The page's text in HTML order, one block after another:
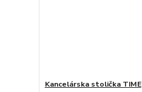
Kancelárska stolička TIME